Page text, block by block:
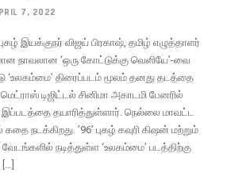
7, 2022
இயக்குநர் விஜய் பிரகாஷ், தமிழ் எழுத்தாளர்
நாவலான ‘ஒரு கோட்டுக்கு வெளியே’-வை
திரைப்படம் மூலம் தனது தடத்தை
டிஜிட்டல் சினிமா அகாடமி பேனரில்
தயாரித்துள்ளார். நெல்லை மாவட்ட
நடக்கிறது. ’96’ புகழ் கவுரி கிஷன் மற்றும்
நடித்துள்ள ‘உலகம்மை’ படத்திற்கு